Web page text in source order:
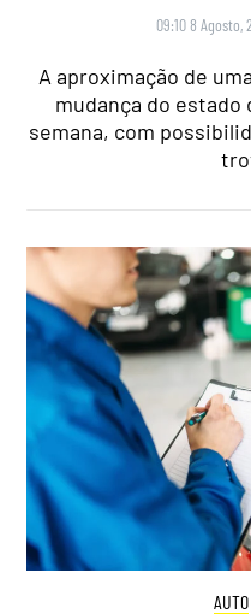
09:10 8 Agosto,
A aproximação de
mudança do
semana, com
AUTO